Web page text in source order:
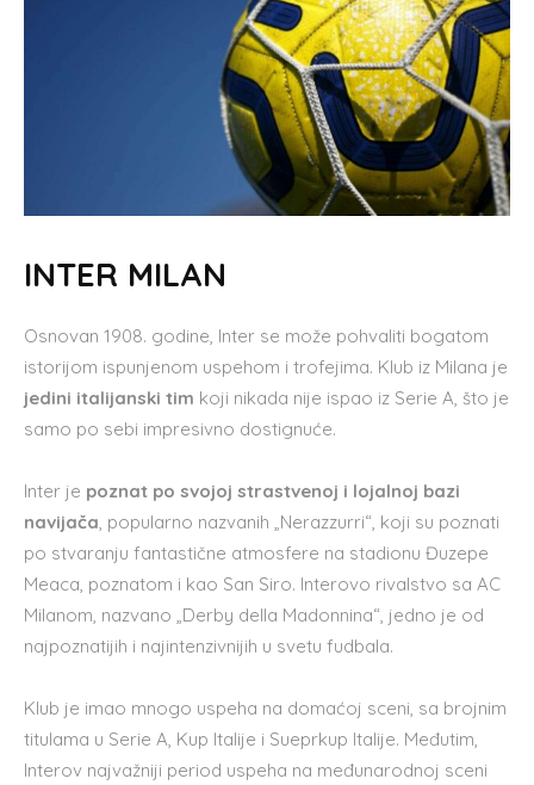
INTER MILAN
Osnovan 1908. godine, Inter se može pohvaliti bogatom
istorijom ispunjenom uspehom i trofejima. Klub iz Milana je
jedini italijanski tim koji nikada nije ispao iz Serie A, što je
samo po sebi impresivno dostignuće.
Inter je poznat po svojoj strastvenoj i lojalnoj bazi
navijača, popularno nazvanih „Nerazzurri“, koji su poznati
po stvaranju fantastične atmosfere na stadionu Đuzepe
Meaca, poznatom i kao San Siro. Interovo rivalstvo sa AC
Milanom, nazvano „Derby della Madonnina“, jedno je od
najpoznatijih i najintenzivnijih u svetu fudbala.
Klub je imao mnogo uspeha na domaćoj sceni, sa brojnim
titulama u Serie A, Kup Italije i Sueprkup Italije. Međutim,
Interov najvažniji period uspeha na međunarodnoj sceni